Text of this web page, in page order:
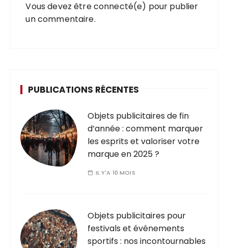
Vous devez être connecté(e) pour publier
un commentaire.
PUBLICATIONS RÉCENTES
Objets publicitaires de fin
d’année : comment marquer
les esprits et valoriser votre
marque en 2025 ?
IL Y'A 10 MOIS
Objets publicitaires pour
festivals et événements
sportifs : nos incontournables